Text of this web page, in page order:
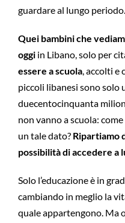
guardare al lungo periodo.
Quei bambini che
oggiin Libano, solo per
essere a scuola, accolti e
piccoli libanesi sono solo
duecentocinquanta
non vanno a scuola:
un tale dato? Ripartiamo
possibilità di accedere a
Solo l’educazione è in
cambiando in meglio la
quale appartengono. Ma